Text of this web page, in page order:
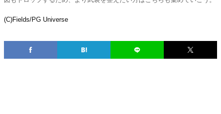
(C)Fields/PG Universe